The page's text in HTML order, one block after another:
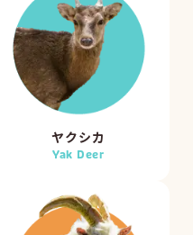
ヤクシカ
Yak Deer